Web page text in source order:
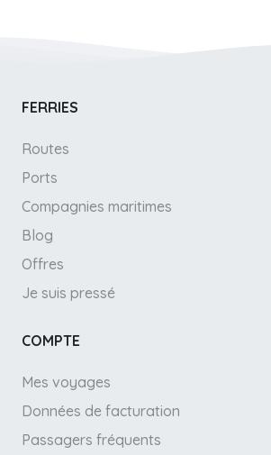
FERRIES
Routes
Ports
Compagnies maritimes
Blog
Offres
Je suis pressé
COMPTE
Mes voyages
Données de facturation
Passagers fréquents